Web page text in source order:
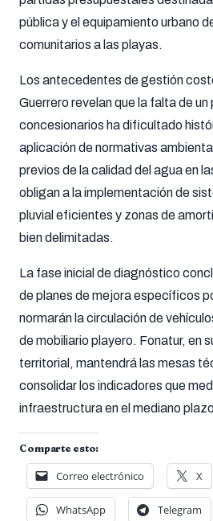
pública y el equipamiento urbano
comunitarios a las playas.
Los antecedentes de gestión
Guerrero revelan que la falta de
concesionarios ha dificultado
aplicación de normativas
previos de la calidad del agua en
obligan a la implementación de
pluvial eficientes y zonas de
bien delimitadas.
La fase inicial de diagnóstico
de planes de mejora específicos
normarán la circulación de
de mobiliario playero. Fonatur, en
territorial, mantendrá las mesas
consolidar los indicadores que
infraestructura en el mediano
Comparte esto:
Correo electrónico X
WhatsApp Telegram